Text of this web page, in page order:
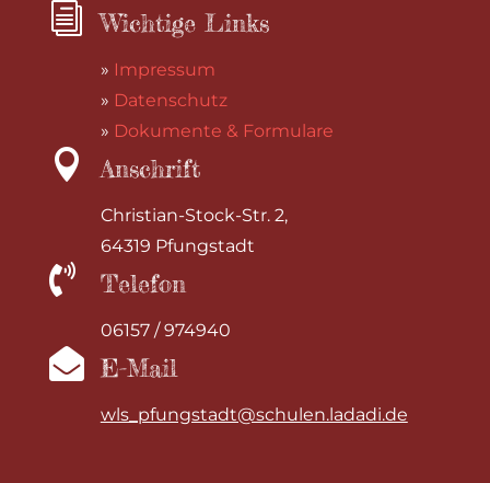
i Wichtige Links
» Impressum
» Datenschutz
» Dokumente & Formulare
 Anschrift
Christian-Stock-Str. 2,
64319 Pfungstadt
 Telefon
06157 / 974940
 E-Mail
wls_pfungstadt@schulen.ladadi.de